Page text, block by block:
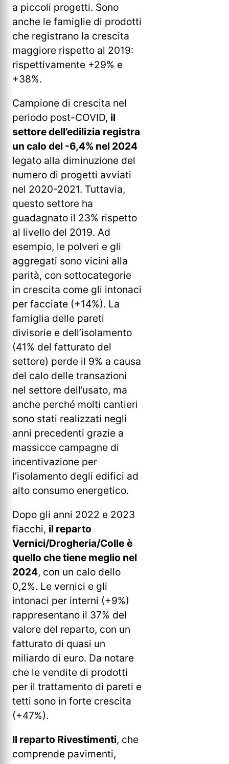
a piccoli progetti. Sono
anche le famiglie di prodotti
che registrano la crescita
maggiore rispetto al 2019:
rispettivamente +29% e
+38%.
Campione di crescita nel
periodo post-COVID, il
settore dell’edilizia registra
un calo del -6,4% nel 2024
legato alla diminuzione del
numero di progetti avviati
nel 2020-2021. Tuttavia,
questo settore ha
guadagnato il 23% rispetto
al livello del 2019. Ad
esempio, le polveri e gli
aggregati sono vicini alla
parità, con sottocategorie
in crescita come gli intonaci
per facciate (+14%). La
famiglia delle pareti
divisorie e dell’isolamento
(41% del fatturato del
settore) perde il 9% a causa
del calo delle transazioni
nel settore dell’usato, ma
anche perché molti cantieri
sono stati realizzati negli
anni precedenti grazie a
massicce campagne di
incentivazione per
l’isolamento degli edifici ad
alto consumo energetico.
Dopo gli anni 2022 e 2023
fiacchi, il reparto
Vernici/Drogheria/Colle è
quello che tiene meglio nel
2024, con un calo dello
0,2%. Le vernici e gli
intonaci per interni (+9%)
rappresentano il 37% del
valore del reparto, con un
fatturato di quasi un
miliardo di euro. Da notare
che le vendite di prodotti
per il trattamento di pareti e
tetti sono in forte crescita
(+47%).
Il reparto Rivestimenti, che
comprende pavimenti,